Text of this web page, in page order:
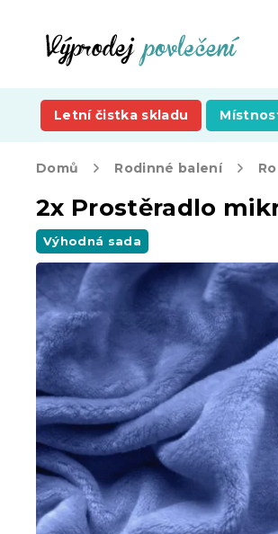
Letní čistka skladu
Domů Rodinné balení
2x Prostěradlo
Výhodná sada